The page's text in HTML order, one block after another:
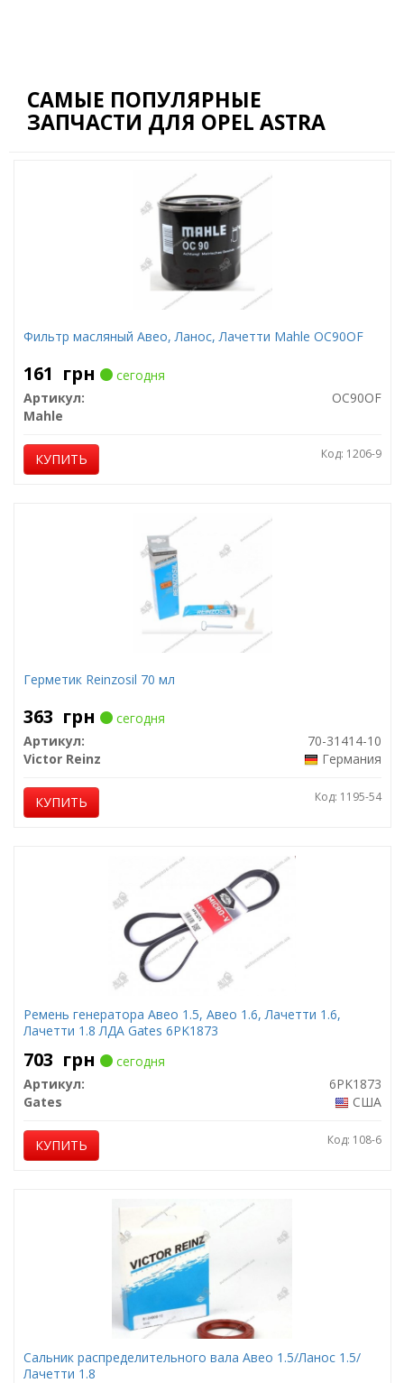
САМЫЕ ПОПУЛЯРНЫЕ
ЗАПЧАСТИ ДЛЯ OPEL ASTRA
Фильтр масляный Авео, Ланос, Лачетти Mahle OC90OF
161 грн
сегодня
Артикул:
OC90OF
Mahle
КУПИТЬ Код: 1206-9
Герметик Reinzosil 70 мл
363 грн
сегодня
Артикул:
70-31414-10
Victor Reinz
Германия
КУПИТЬ Код: 1195-54
Ремень генератора Авео 1.5, Авео 1.6, Лачетти 1.6,
Лачетти 1.8 ЛДА Gates 6PK1873
703 грн
сегодня
Артикул:
6PK1873
Gates
США
КУПИТЬ Код: 108-6
Сальник распределительного вала Авео 1.5/Ланос 1.5/
Лачетти 1.8